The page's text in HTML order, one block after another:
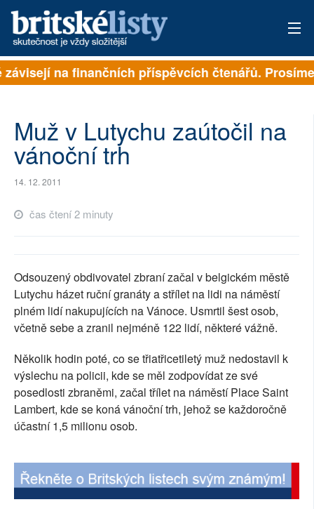
PŘIHLÁSIT
ARCHIV
PŘÍSPĚVKY NA PROVOZ
SOCIÁLNÍ SÍTĚ
RUBRIKY
PLNÁ VERZE STRÁNEK
na finančních příspěvcích čtenářů.
Muž v Lutychu zaútočil na
vánoční trh
14. 12. 2011
čas čtení 2 minuty
Odsouzený obdivovatel zbraní začal v belgickém městě
Lutychu házet ruční granáty a střílet na lidi na náměstí
plném lidí nakupujících na Vánoce. Usmrtil šest osob,
včetně sebe a zranil nejméně 122 lidí, některé vážně.
Několik hodin poté, co se třiatřicetiletý muž nedostavil k
výslechu na policii, kde se měl zodpovídat ze své
posedlosti zbraněmi, začal třílet na náměstí Place Saint
Lambert, kde se koná vánoční trh, jehož se každoročně
účastní 1,5 milionu osob.